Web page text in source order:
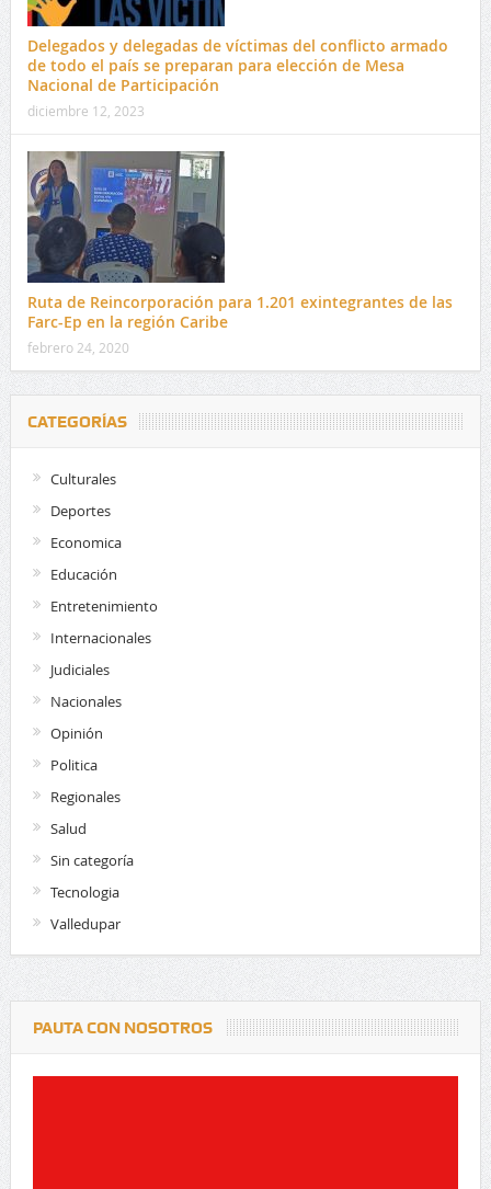
Delegados y delegadas de víctimas del conflicto armado
de todo el país se preparan para elección de Mesa
Nacional de Participación
diciembre 12, 2023
Ruta de Reincorporación para 1.201 exintegrantes de las
Farc-Ep en la región Caribe
febrero 24, 2020
CATEGORÍAS
Culturales
Deportes
Economica
Educación
Entretenimiento
Internacionales
Judiciales
Nacionales
Opinión
Politica
Regionales
Salud
Sin categoría
Tecnologia
Valledupar
PAUTA CON NOSOTROS